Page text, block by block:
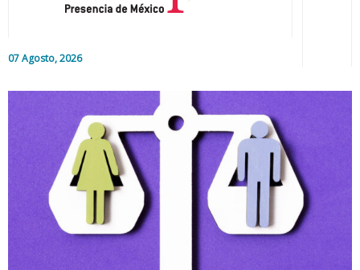
07 Agosto, 2026
Editorial
Nacional
Colaboradores
Internacional